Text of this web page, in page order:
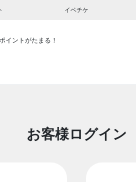
イベチケ
イントがたまる！
お客様ログイン